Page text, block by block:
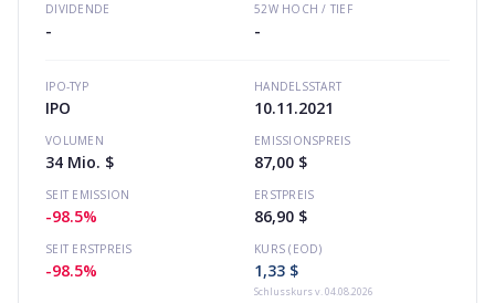
DIVIDENDE
-
52W HOCH / TIEF
-
IPO-TYP
IPO
HANDELSSTART
10.11.2021
VOLUMEN
34 Mio. $
EMISSIONSPREIS
87,00 $
SEIT EMISSION
-98.5%
ERSTPREIS
86,90 $
SEIT ERSTPREIS
-98.5%
KURS (EOD)
1,33 $
Schlusskursv. 04.08.2026